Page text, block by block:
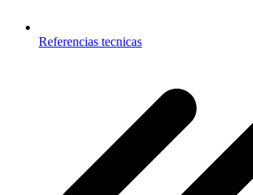
Referencias tecnicas